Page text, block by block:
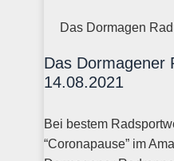
Das Dormagen
Das Dormagener
14.08.2021
Bei bestem
“Coronapause” im